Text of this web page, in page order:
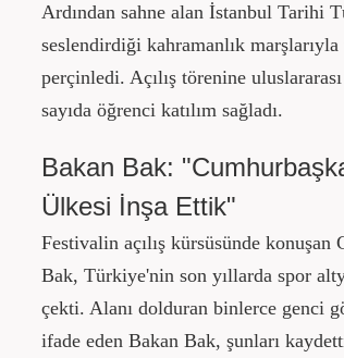
Ardından sahne alan İstanbul
seslendirdiği kahramanlık
perçinledi. Açılış törenine
sayıda öğrenci katılım sağladı.
Bakan Bak:
Ülkesi İnşa Ettik"
Festivalin açılış kürsüsünde
Bak, Türkiye'nin son yıllarda spor
çekti. Alanı dolduran binlerce genci
ifade eden Bakan Bak, şunları